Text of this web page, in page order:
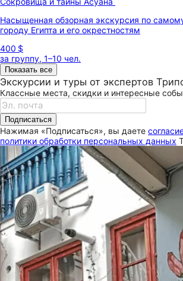
Насыщенная обзорная экскурсия по
городу Египта и его окрестностям
400 $
за группу, 1–10 чел.
Показать все
Экскурсии и туры от экспертов
Классные места, скидки и интересные
Подписаться
Нажимая «Подписаться», вы даете
политики обработки персональных данных